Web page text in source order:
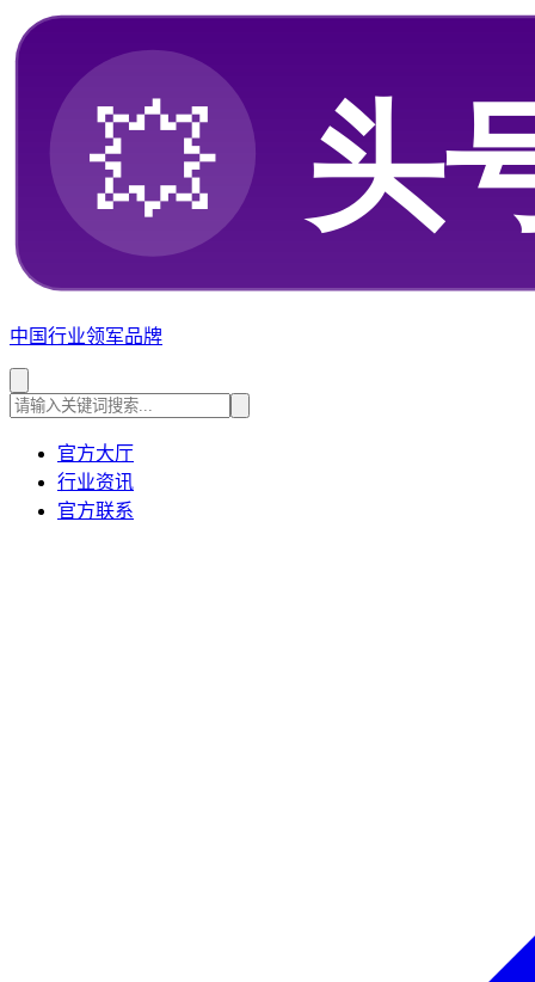
中国行业领军品牌
官方大厅
行业资讯
官方联系